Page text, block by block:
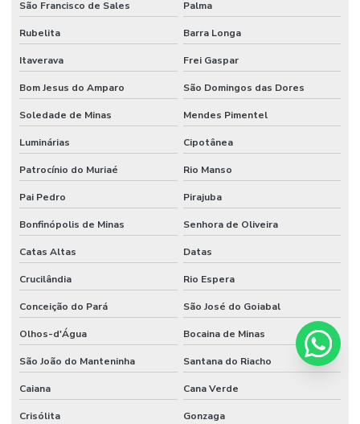
São Francisco de Sales Palma
Rubelita Barra Longa
Itaverava Frei Gaspar
Bom Jesus do Amparo São Domingos das Dores
Soledade de Minas Mendes Pimentel
Luminárias Cipotânea
Patrocínio do Muriaé Rio Manso
Pai Pedro Pirajuba
Bonfinópolis de Minas Senhora de Oliveira
Catas Altas Datas
Crucilândia Rio Espera
Conceição do Pará São José do Goiabal
Olhos-d'Água Bocaina de Minas
São João do Manteninha Santana do Riacho
Caiana Cana Verde
Crisólita Gonzaga